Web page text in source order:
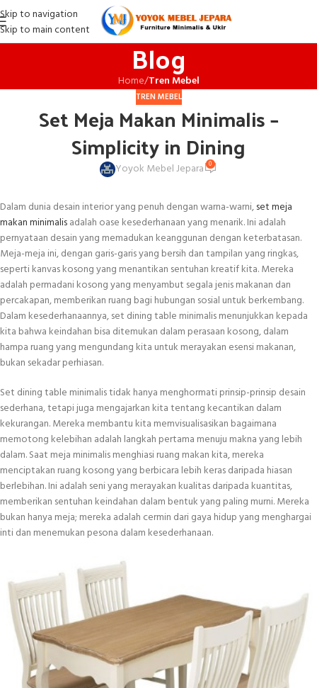
Skip to navigation
Skip to main content
Blog
Home/Tren Mebel
TREN MEBEL
Set Meja Makan Minimalis –
Simplicity in Dining
Yoyok Mebel Jepara 0
Dalam dunia desain interior yang penuh dengan warna-warni,set meja
makan minimalisadalah oase kesederhanaan yang menarik. Ini adalah
pernyataan desain yang memadukan keanggunan dengan keterbatasan.
Meja-meja ini, dengan garis-garis yang bersih dan tampilan yang ringkas,
seperti kanvas kosong yang menantikan sentuhan kreatif kita. Mereka
adalah permadani kosong yang menyambut segala jenis makanan dan
percakapan, memberikan ruang bagi hubungan sosial untuk berkembang.
Dalam kesederhanaannya, set dining table minimalis menunjukkan kepada
kita bahwa keindahan bisa ditemukan dalam perasaan kosong, dalam
hampa ruang yang mengundang kita untuk merayakan esensi makanan,
bukan sekadar perhiasan.
Set dining table minimalis tidak hanya menghormati prinsip-prinsip desain
sederhana, tetapi juga mengajarkan kita tentang kecantikan dalam
kekurangan. Mereka membantu kita memvisualisasikan bagaimana
memotong kelebihan adalah langkah pertama menuju makna yang lebih
dalam. Saat meja minimalis menghiasi ruang makan kita, mereka
menciptakan ruang kosong yang berbicara lebih keras daripada hiasan
berlebihan. Ini adalah seni yang merayakan kualitas daripada kuantitas,
memberikan sentuhan keindahan dalam bentuk yang paling murni. Mereka
bukan hanya meja; mereka adalah cermin dari gaya hidup yang menghargai
inti dan menemukan pesona dalam kesederhanaan.